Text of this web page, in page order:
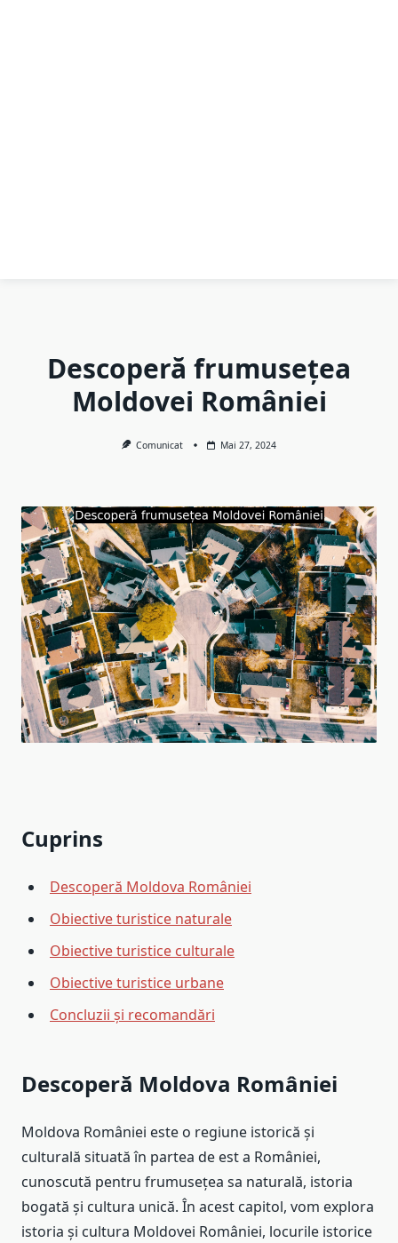
Descoperă frumusețea
Moldovei României
Comunicat Mai 27, 2024
Cuprins
Descoperă Moldova României
Obiective turistice naturale
Obiective turistice culturale
Obiective turistice urbane
Concluzii și recomandări
Descoperă Moldova României
Moldova României este o regiune istorică și
culturală situată în partea de est a României,
cunoscută pentru frumusețea sa naturală, istoria
bogată și cultura unică. În acest capitol, vom explora
istoria și cultura Moldovei României, locurile istorice